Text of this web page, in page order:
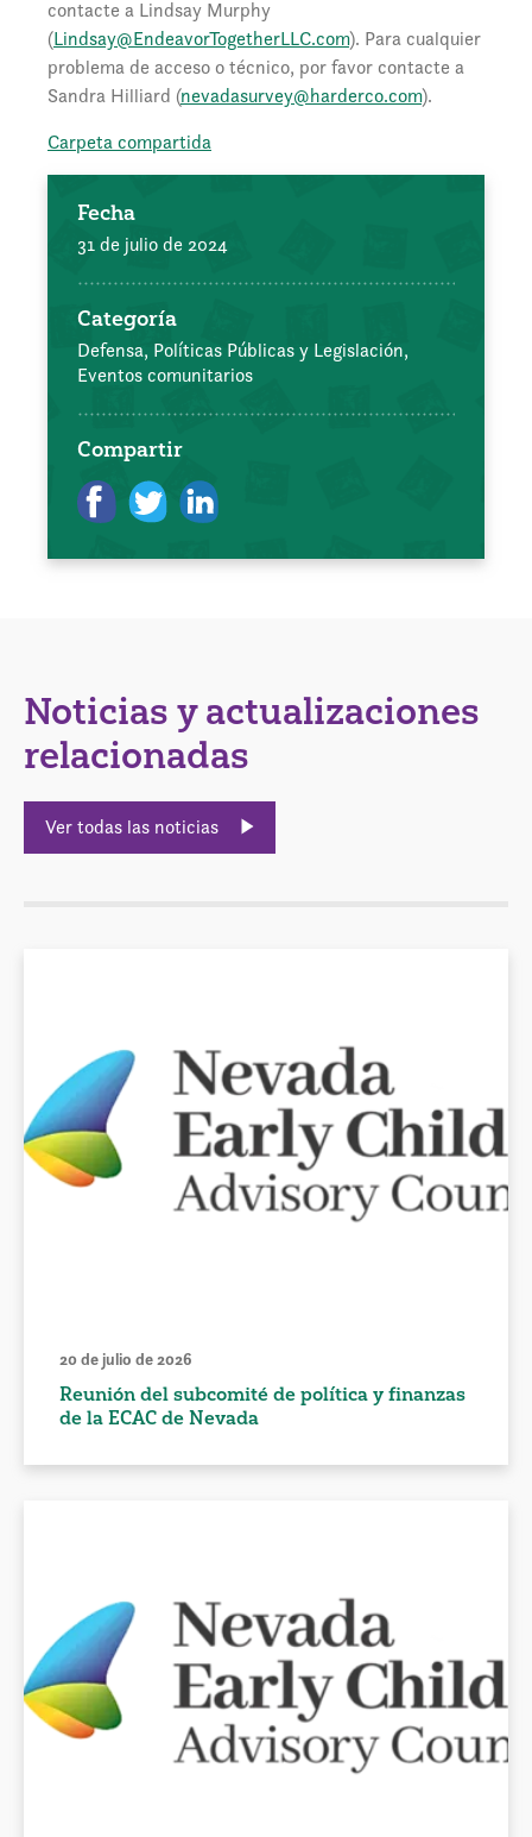
contacte a Lindsay Murphy
(Lindsay@EndeavorTogetherLLC.com). Para cualquier
problema de acceso o técnico, por favor contacte a
Sandra Hilliard (nevadasurvey@harderco.com).
Carpeta compartida
Fecha
31 de julio de 2024
Categoría
Defensa, Políticas Públicas y Legislación,
Eventos comunitarios
Compartir
Noticias y actualizaciones
relacionadas
Ver todas las noticias
20 de julio de 2026
Reunión del subcomité de política y finanzas
de la ECAC de Nevada